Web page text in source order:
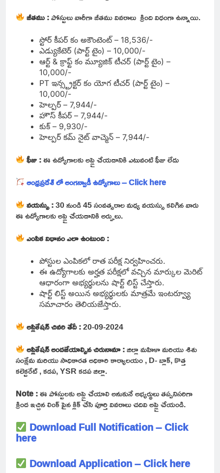
జీతము :పోస్టులు వారీగా జీతము వివరాలు క్రింది విధంగా ఉన్నాయి.
స్టోర్ కీపర్ కం అకౌంటెంట్ – 18,536/-
ఎడ్యుకేటెర్ (పార్ట్ టైం) – 10,000/-
ఆర్ట్ & క్రాఫ్ట్ కం మ్యూజిక్ టీచర్ (పార్ట్ టైం) –
10,000/-
PT ఇన్స్ట్రక్టర్ కం యోగ టీచర్ (పార్ట్ టైం) –
10,000/-
హెల్పర్ – 7,944/-
హౌస్ కీపర్ – 7,944/-
కుక్ – 9,930/-
హెల్పర్ కమ్ నైట్ వాచ్మెన్ – 7,944/-
ఫీజు :ఈ ఉద్యోగాలకు అప్లై చేయడానికి ఎటువంటి ఫీజు లేదు
ఆంధ్రప్రదేశ్ లో అంగన్వాడీ ఉద్యోగాలు – Click here
వయస్సు :30 నుండి 45 సంవత్సరాల మధ్య వయస్సు కలిగిన వారు
ఈ ఉద్యోగాలకు అప్లై చేయడానికి అర్హులు.
ఎంపిక విధానం ఎలా ఉంటుంది :
పోస్టుల ఎంపికలో రాత పరీక్ష నిర్వహించరు.
ఈ ఉద్యోగాలకు అర్హత పరీక్షలో వచ్చిన మార్కుల మెరిట్
ఆధారంగా అభ్యర్థులను షార్ట్ లిస్ట్ చేస్తారు.
షార్ట్ లిస్ట్ అయిన అభ్యర్థులకు మాత్రమే ఇంటర్వ్యూ
సమాచారం తెలియజేస్తారు.
అప్లికేషన్ చివరి తేదీ :20-09-2024
అప్లికేషన్ అందజేయాల్సిన చిరునామా :జిల్లా మహిళా మరియు శిశు
సంక్షేమ మరియు సాధికారత అధికారి కార్యాలయం , D- బ్లాక్, కొత్త
కలెక్టరేట్ , కడప, YSR కడప జిల్లా.
Note :ఈ పోస్టులకు అప్లై చేయాలి అనుకునే అభ్యర్థులు తప్పనిసరిగా
క్రింద ఇచ్చిన లింక్ పైన క్లిక్ చేసి పూర్తి వివరాలు చదివి అప్లై చేయండి.
Download Full Notification – Click
here
Download Application – Click here